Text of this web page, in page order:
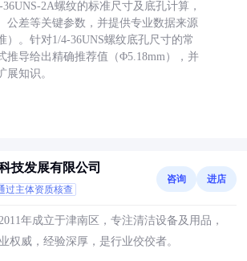
2A螺纹的标准尺寸及底孔计算，
公差等关键参数，并提供专业数据来源
）。针对1/4-36UNS螺纹底孔尺寸的常
推导给出精确推荐值（Φ5.18mm），并
展知识。
技发展有限公司
过主体资质核查
咨询 进店
年成立于津南区，专注清洁设备及用品，
权威，经验深厚，是行业佼佼者。